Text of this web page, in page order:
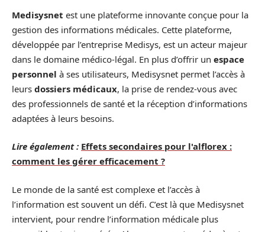
Medisysnet est une plateforme innovante conçue pour la
gestion des informations médicales. Cette plateforme,
développée par l’entreprise Medisys, est un acteur majeur
dans le domaine médico-légal. En plus d’offrir un espace
personnel à ses utilisateurs, Medisysnet permet l’accès à
leurs dossiers médicaux, la prise de rendez-vous avec
des professionnels de santé et la réception d’informations
adaptées à leurs besoins.
Lire également : Effets secondaires pour l'alflorex :
comment les gérer efficacement ?
Le monde de la santé est complexe et l’accès à
l’information est souvent un défi. C’est là que Medisysnet
intervient, pour rendre l’information médicale plus